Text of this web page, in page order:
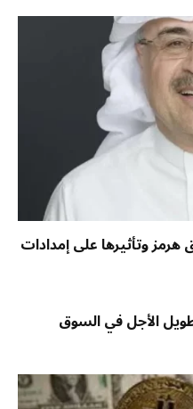
وتأثيرها على إمدادات
الأجل في السوق